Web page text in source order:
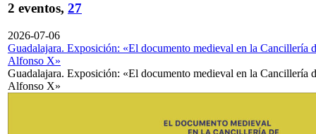
2 eventos, 27
2026-07-06
Guadalajara. Exposición: «El documento medieval en la Cancillería
Alfonso X»
Guadalajara. Exposición: «El documento medieval en la Cancillería
Alfonso X»